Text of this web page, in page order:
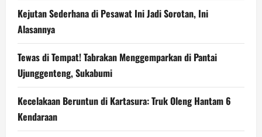
Kejutan Sederhana di Pesawat Ini Jadi Sorotan, Ini
Alasannya
Tewas di Tempat! Tabrakan Menggemparkan di Pantai
Ujunggenteng, Sukabumi
Kecelakaan Beruntun di Kartasura: Truk Oleng Hantam 6
Kendaraan